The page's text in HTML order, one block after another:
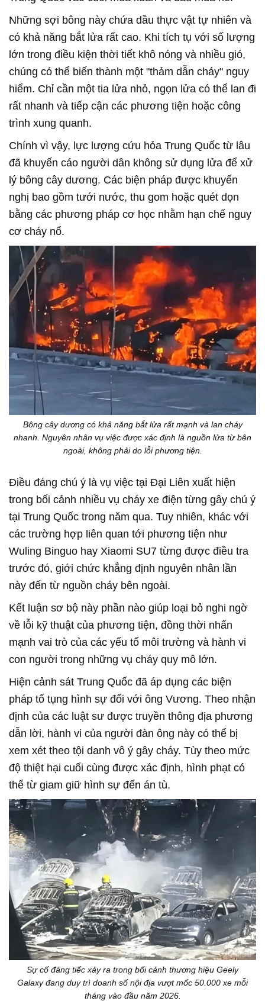
Những sợi bông này chứa dầu thực vật tự nhiên và
có khả năng bắt lửa rất cao. Khi tích tụ với số lượng
lớn trong điều kiện thời tiết khô nóng và nhiều gió,
chúng có thể biến thành một "thảm dẫn cháy" nguy
hiểm. Chỉ cần một tia lửa nhỏ, ngọn lửa có thể lan đi
rất nhanh và tiếp cận các phương tiện hoặc công
trình xung quanh.
Chính vì vậy, lực lượng cứu hỏa Trung Quốc từ lâu
đã khuyến cáo người dân không sử dụng lửa để xử
lý bông cây dương. Các biện pháp được khuyến
nghị bao gồm tưới nước, thu gom hoặc quét dọn
bằng các phương pháp cơ học nhằm hạn chế nguy
cơ cháy nổ.
Bông cây dương có khả năng bắt lửa rất mạnh và lan cháy
nhanh. Nguyên nhân vụ việc được xác định là nguồn lửa từ bên
ngoài, không phải do lỗi phương tiện.
Điều đáng chú ý là vụ việc tại Đại Liên xuất hiện
trong bối cảnh nhiều vụ cháy xe điện từng gây chú ý
tại Trung Quốc trong năm qua. Tuy nhiên, khác với
các trường hợp liên quan tới phương tiện như
Wuling Binguo hay Xiaomi SU7 từng được điều tra
trước đó, giới chức khẳng định nguyên nhân lần
này đến từ nguồn cháy bên ngoài.
Kết luận sơ bộ này phần nào giúp loại bỏ nghi ngờ
về lỗi kỹ thuật của phương tiện, đồng thời nhấn
mạnh vai trò của các yếu tố môi trường và hành vi
con người trong những vụ cháy quy mô lớn.
Hiện cảnh sát Trung Quốc đã áp dụng các biện
pháp tố tụng hình sự đối với ông Vương. Theo nhận
định của các luật sư được truyền thông địa phương
dẫn lời, hành vi của người đàn ông này có thể bị
xem xét theo tội danh vô ý gây cháy. Tùy theo mức
độ thiệt hại cuối cùng được xác định, hình phạt có
thể từ giam giữ hình sự đến án tù.
Sự cố đáng tiếc xảy ra trong bối cảnh thương hiệu Geely
Galaxy đang duy trì doanh số nội địa vượt mốc 50.000 xe mỗi
tháng vào đầu năm 2026.